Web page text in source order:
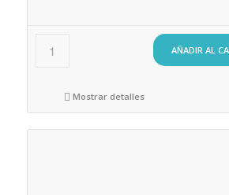
AÑADIR AL
Mostrar detalles